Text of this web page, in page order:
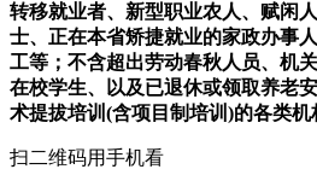
转移就业者、新型职业农人、赋闲
士、正在本省矫捷就业的家政办事
工等；不含超出劳动春秋人员、机
在校学生、以及已退休或领取养老
术提拔培训(含项目制培训)的各类机
扫二维码用手机看